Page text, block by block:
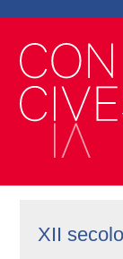
XII secolo